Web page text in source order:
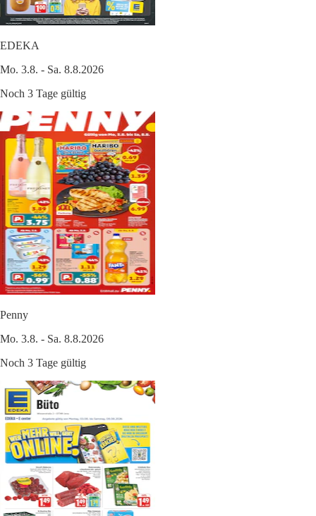
EDEKA
Mo. 3.8. - Sa. 8.8.2026
Noch 3 Tage gültig
Penny
Mo. 3.8. - Sa. 8.8.2026
Noch 3 Tage gültig